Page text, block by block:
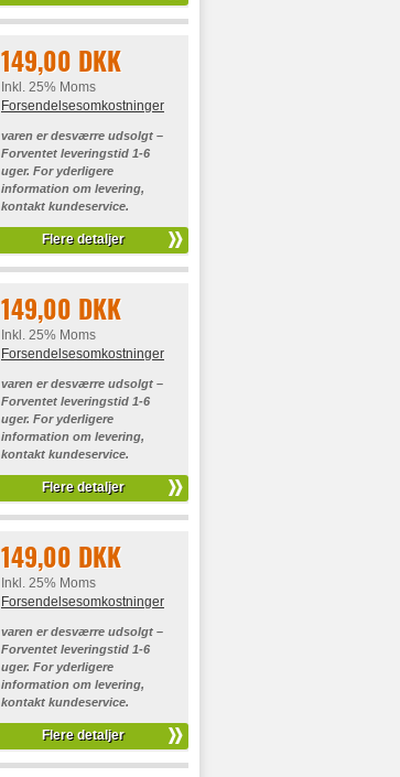
149,00 DKK
Inkl. 25% Moms
Forsendelsesomkostninger
varen er desværre udsolgt –
Forventet leveringstid 1-6
uger. For yderligere
information om levering,
kontakt kundeservice.
Flere detaljer
149,00 DKK
Inkl. 25% Moms
Forsendelsesomkostninger
varen er desværre udsolgt –
Forventet leveringstid 1-6
uger. For yderligere
information om levering,
kontakt kundeservice.
Flere detaljer
149,00 DKK
Inkl. 25% Moms
Forsendelsesomkostninger
varen er desværre udsolgt –
Forventet leveringstid 1-6
uger. For yderligere
information om levering,
kontakt kundeservice.
Flere detaljer